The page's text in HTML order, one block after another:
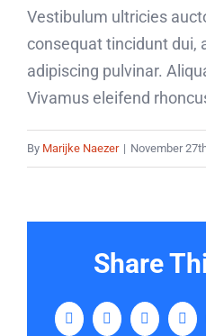
Vestibulum ultricies
consequat tincidunt dui,
adipiscing pulvinar.
Vivamus eleifend
By Marijke Naezer | November
Share
Facebook
X LinkedIn